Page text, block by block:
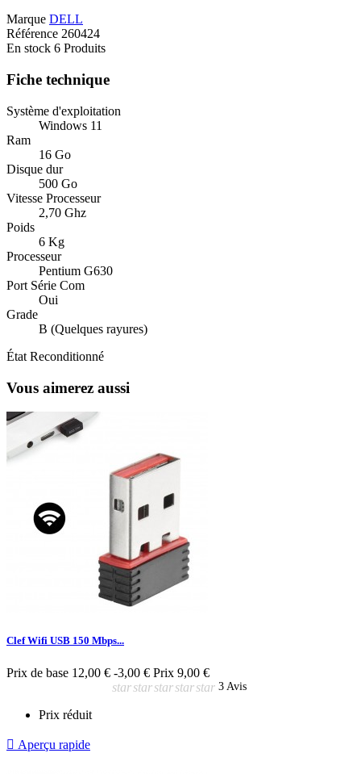
Marque DELL
Référence 260424
En stock 6 Produits
Fiche technique
Système d'exploitation
Windows 11
Ram
16 Go
Disque dur
500 Go
Vitesse Processeur
2,70 Ghz
Poids
6 Kg
Processeur
Pentium G630
Port Série Com
Oui
Grade
B (Quelques rayures)
État Reconditionné
Vous aimerez aussi
Clef Wifi USB 150 Mbps...
Prix de base 12,00 € -3,00 € Prix 9,00 €
starstarstarstarstar 3 Avis
Prix réduit
 Aperçu rapide